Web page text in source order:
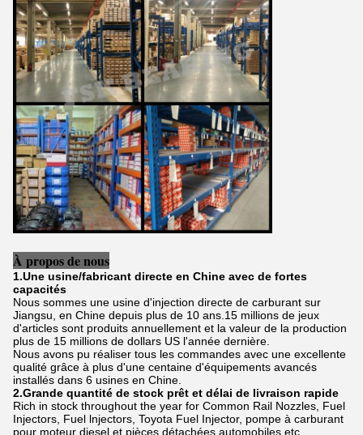
À propos de nous
1.Une usine/fabricant directe en Chine avec de fortes
capacités
Nous sommes une usine d'injection directe de carburant sur
Jiangsu, en Chine depuis plus de 10 ans.15 millions de jeux
d'articles sont produits annuellement et la valeur de la production
plus de 15 millions de dollars US l'année dernière.
Nous avons pu réaliser tous les commandes avec une excellente
qualité grâce à plus d'une centaine d'équipements avancés
installés dans 6 usines en Chine.
2.Grande quantité de stock prêt et délai de livraison rapide
Rich in stock throughout the year for Common Rail Nozzles, Fuel
Injectors, Fuel lnjectors, Toyota Fuel Injector, pompe à carburant
pour moteur diesel et pièces détachées automobiles etc.